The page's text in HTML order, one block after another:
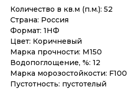
Количество в кв.м (п.м.): 52
Страна: Россия
Формат: 1НФ
Цвет: Коричневый
Марка прочности: M150
Водопоглощение, %: 12
Марка морозостойкости: F100
Пустотность: пустотелый